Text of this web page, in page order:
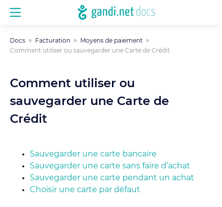
Docs Facturation
Moyens de paiement
Comment utiliser ou sauvegarder une Carte de Crédit
Comment utiliser ou
sauvegarder une Carte de
Crédit
Sauvegarder une carte bancaire
Sauvegarder une carte sans faire d’achat
Sauvegarder une carte pendant un achat
Choisir une carte par défaut